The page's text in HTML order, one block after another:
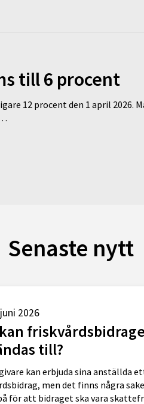
till 6 procent
12 procent den 1 april 2026.
Senaste nytt
2026
till?
kan erbjuda sina anställda
men det finns några
för att bidraget ska vara